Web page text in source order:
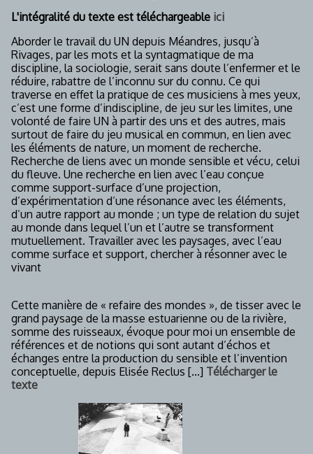
L'intégralité du texte est téléchargeable ici
Aborder le travail du UN depuis Méandres, jusqu’à
Rivages, par les mots et la syntagmatique de ma
discipline, la sociologie, serait sans doute l’enfermer et le
réduire, rabattre de l’inconnu sur du connu. Ce qui
traverse en effet la pratique de ces musiciens à mes yeux,
c’est une forme d’indiscipline, de jeu sur les limites, une
volonté de faire UN à partir des uns et des autres, mais
surtout de faire du jeu musical en commun, en lien avec
les éléments de nature, un moment de recherche.
Recherche de liens avec un monde sensible et vécu, celui
du fleuve. Une recherche en lien avec l’eau conçue
comme support-surface d’une projection,
d’expérimentation d’une résonance avec les éléments,
d’un autre rapport au monde ; un type de relation du sujet
au monde dans lequel l’un et l’autre se transforment
mutuellement. Travailler avec les paysages, avec l’eau
comme surface et support, chercher à résonner avec le
vivant
Cette manière de « refaire des mondes », de tisser avec le
grand paysage de la masse estuarienne ou de la rivière,
somme des ruisseaux, évoque pour moi un ensemble de
références et de notions qui sont autant d’échos et
échanges entre la production du sensible et l’invention
conceptuelle, depuis Elisée Reclus [...] Télécharger le
texte